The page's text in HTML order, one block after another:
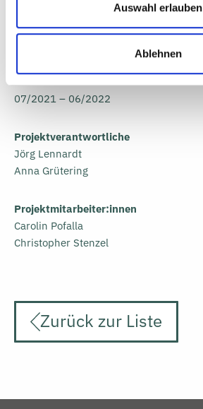
Auswahl erlauben
Ablehnen
Lange Str. 22
Laufzeit
07/2021 – 06/2022
Projektverantwortliche
Jörg Lennardt
Anna Grütering
Projektmitarbeiter:innen
Carolin Pofalla
Christopher Stenzel
Zurück zur Liste